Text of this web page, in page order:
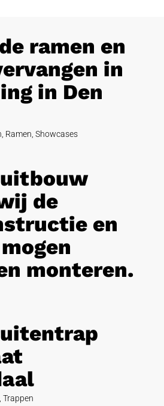
ramen en
in
in Den
Ramen Showcases
de
en
monteren.
Trappen